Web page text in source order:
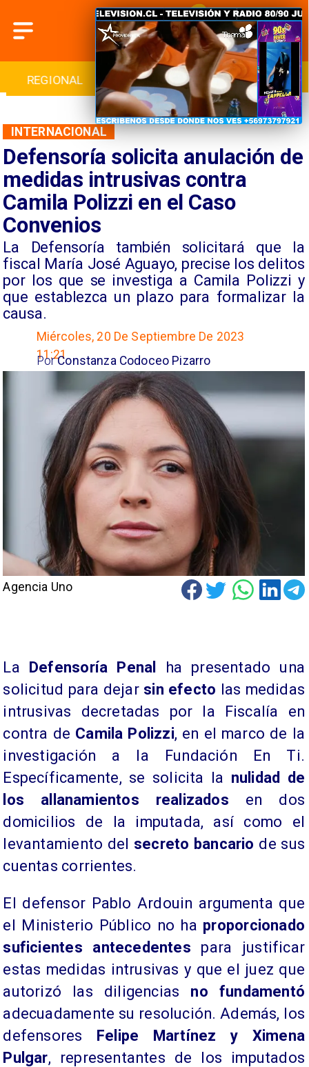
REGIONAL INTERNACIONAL DEPORTES
Defensoría solicita anulación de
medidas intrusivas contra
Camila Polizzi en el Caso
Convenios
La Defensoría también solicitará que la
fiscal María José Aguayo, precise los delitos
por los que se investiga a Camila Polizzi y
que establezca un plazo para formalizar la
causa.
INTERNACIONAL
Miércoles, 20 De Septiembre De 2023
11:21Constanza Codoceo Pizarro
Por
Agencia Uno
La Defensoría Penal
ha presentado una
solicitud para dejar sin efecto las medidas
intrusivas decretadas por la Fiscalía en
contra de Camila Polizzi, en el marco de la
investigación a la Fundación En Ti.
Específicamente, se solicita la nulidad de
los allanamientos realizados en dos
domicilios de la imputada, así como el
levantamiento del secreto bancario de sus
cuentas corrientes.
El defensor Pablo Ardouin argumenta que
el Ministerio Público no ha proporcionado
suficientes antecedentes para justificar
estas medidas intrusivas y que el juez que
autorizó las diligencias no fundamentó
adecuadamente su resolución. Además, los
defensores Felipe Martínez y Ximena
Pulgar, representantes de los imputados